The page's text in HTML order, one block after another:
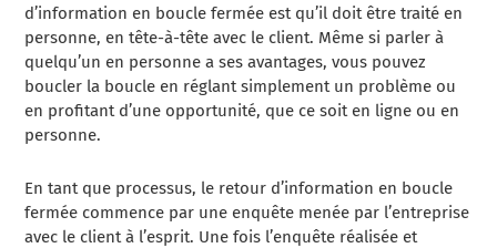
d’information en boucle fermée est qu’il doit être traité en
personne, en tête-à-tête avec le client. Même si parler à
quelqu’un en personne a ses avantages, vous pouvez
boucler la boucle en réglant simplement un problème ou
en profitant d’une opportunité, que ce soit en ligne ou en
personne.
En tant que processus, le retour d’information en boucle
fermée commence par une enquête menée par l’entreprise
avec le client à l’esprit. Une fois l’enquête réalisée et